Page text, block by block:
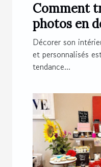
Comment
photos en
Décorer son
et personnalisés
tendance...